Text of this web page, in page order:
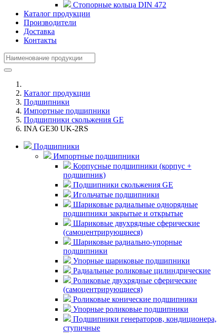
Стопорные кольца DIN 472
Каталог продукции
Производители
Доставка
Контакты
Каталог продукции
Подшипники
Импортные подшипники
Подшипники скольжения GE
INA GE30 UK-2RS
Подшипники
Импортные подшипники
Корпусные подшипники (корпус +
подшипник)
Подшипники скольжения GE
Игольчатые подшипники
Шариковые радиальные однорядные
подшипники закрытые и открытые
Шариковые двухрядные сферические
(самоцентрирующиеся)
Шариковые радиально-упорные
подшипники
Упорные шариковые подшипники
Радиальные роликовые цилиндрические
Роликовые двухрядные сферические
(самоцентрирующиеся)
Роликовые конические подшипники
Упорные роликовые подшипники
Подшипники генераторов, кондиционера,
ступичные